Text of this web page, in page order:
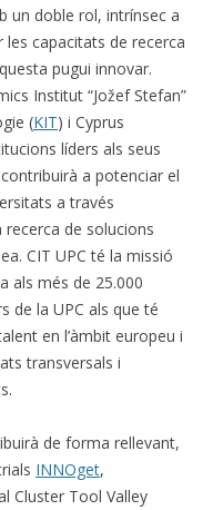
un doble rol, intrínsec a
capacitats de recerca
pugui innovar.
Institut “Jožef Stefan”
(KIT) i Cyprus
líders als seus
a potenciar el
a través
recerca de solucions
CIT UPC té la missió
als més de 25.000
de la UPC als que té
en l’àmbit europeu i
transversals i
de forma rellevant,
INNOget,
Cluster Tool Valley